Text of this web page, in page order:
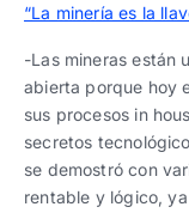
“La minería es la
-Las mineras están
abierta porque hoy
sus procesos in
secretos
se demostró con
rentable y lógico,